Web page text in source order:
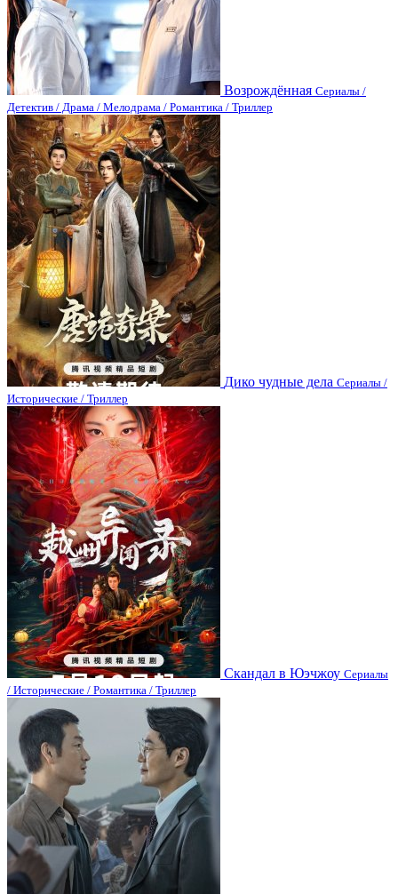
Возрождённая Сериалы /
Детектив / Драма / Мелодрама / Романтика / Триллер
Дико чудные дела Сериалы /
Исторические / Триллер
Скандал в Юэчжоу Сериалы
/ Исторические / Романтика / Триллер